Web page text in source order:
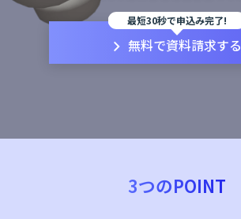
最短30秒で申込み完了!
無料で資料請求する
3つのPOINT